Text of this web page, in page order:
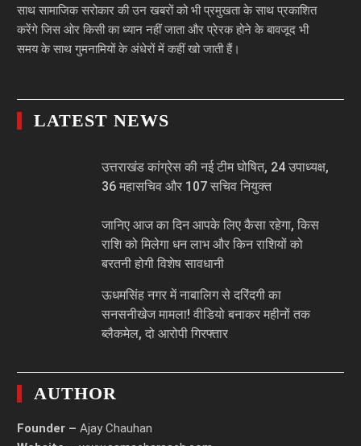
साथ सामाजिक सरोकार की उन खबरों को भी प्रमुखता के साथ प्रकाशित
करेंगे जिस ओर किसी का ध्यान नहीं जाता और प्रेरक होने के बावजूद भी
समय के साथ गुमनामियों के अंधेरों में कहीं खो जाती हैं।
LATEST NEWS
उत्तराखंड कांग्रेस की नई टीम घोषित, 24 उपाध्यक्ष,
36 महासचिव और 107 सचिव नियुक्त
जानिए आज का दिन आपके लिए कैसा रहेगा, किस
राशि को मिलेगा धन लाभ और किन राशियों को
बरतनी होगी विशेष सावधानी
ऊधमसिंह नगर में नाबालिग से दरिंदगी का
सनसनीखेज मामला! वीडियो बनाकर महीनों तक
ब्लैकमेल, दो आरोपी गिरफ्तार
AUTHOR
Founder – Ajay Chauhan